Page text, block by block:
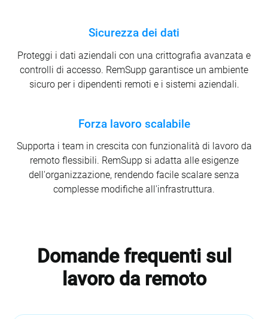
Sicurezza dei dati
Proteggi i dati aziendali con una crittografia avanzata e
controlli di accesso. RemSupp garantisce un ambiente
sicuro per i dipendenti remoti e i sistemi aziendali.
Forza lavoro scalabile
Supporta i team in crescita con funzionalità di lavoro da
remoto flessibili. RemSupp si adatta alle esigenze
dell'organizzazione, rendendo facile scalare senza
complesse modifiche all'infrastruttura.
Domande frequenti sul
lavoro da remoto